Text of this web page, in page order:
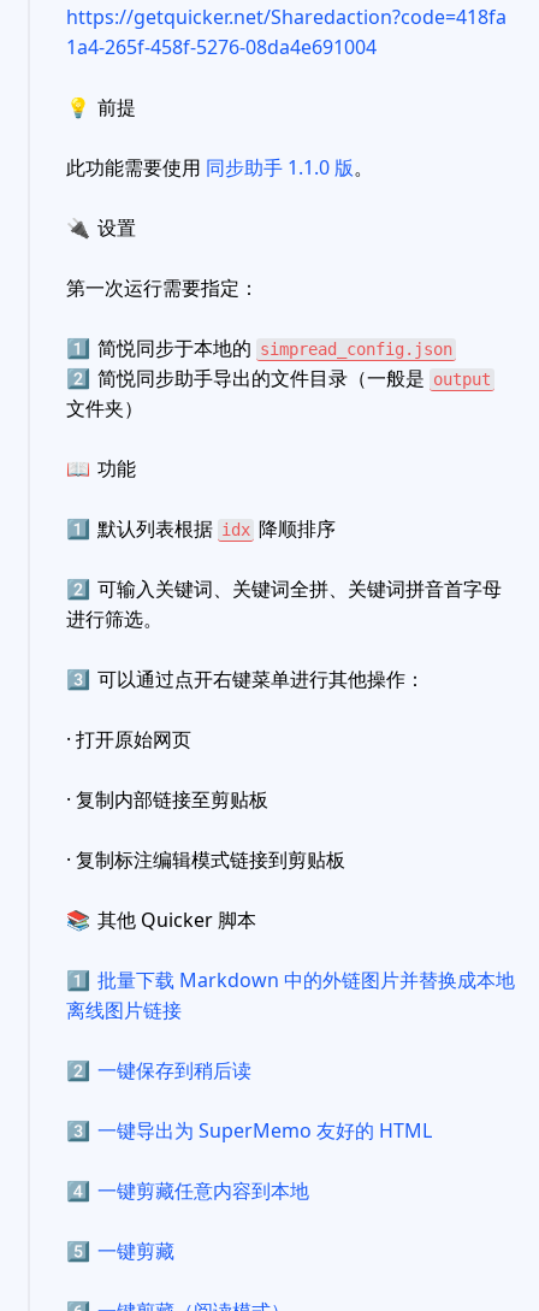
https://getquicker.net/Sharedaction?code=418fa
1a4-265f-458f-5276-08da4e691004
💡 前提
此功能需要使用 同步助手 1.1.0 版。
🔌 设置
第一次运行需要指定：
1️⃣ 简悦同步于本地的 simpread_config.json
2️⃣ 简悦同步助手导出的文件目录（一般是 output
文件夹）
📖 功能
1️⃣ 默认列表根据 idx 降顺排序
2️⃣ 可输入关键词、关键词全拼、关键词拼音首字母
进行筛选。
3️⃣ 可以通过点开右键菜单进行其他操作：
· 打开原始网页
· 复制内部链接至剪贴板
· 复制标注编辑模式链接到剪贴板
📚 其他 Quicker 脚本
1️⃣ 批量下载 Markdown 中的外链图片并替换成本地
离线图片链接
2️⃣ 一键保存到稍后读
3️⃣ 一键导出为 SuperMemo 友好的 HTML
4️⃣ 一键剪藏任意内容到本地
5️⃣ 一键剪藏